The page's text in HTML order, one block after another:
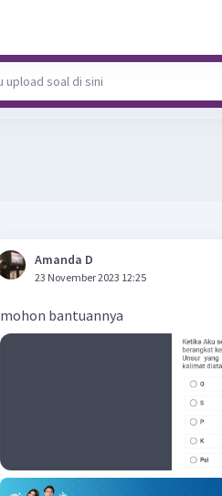
Amanda D
23 November 2023 12:25
mohon bantuannya